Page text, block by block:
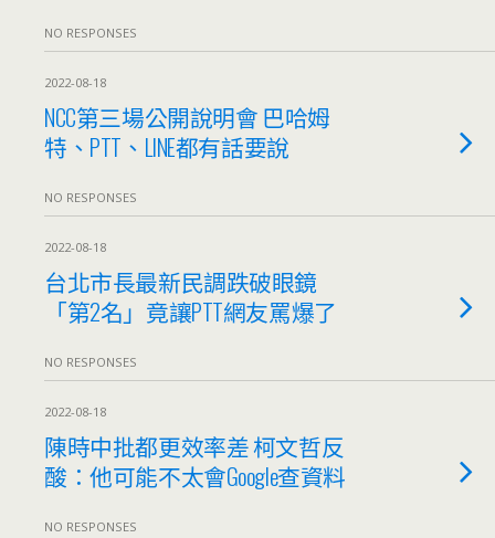
NO RESPONSES
2022-08-18
NCC第三場公開說明會 巴哈姆
特、PTT、LINE都有話要說
NO RESPONSES
2022-08-18
台北市長最新民調跌破眼鏡
「第2名」竟讓PTT網友罵爆了
NO RESPONSES
2022-08-18
陳時中批都更效率差 柯文哲反
酸：他可能不太會Google查資料
NO RESPONSES